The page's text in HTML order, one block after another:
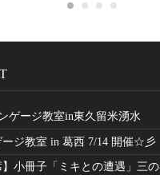
ゲージ教室in東久留米湧水
ージ教室 in 葛西 7/14 開催☆彡
】小冊子「ミキとの遭遇」三